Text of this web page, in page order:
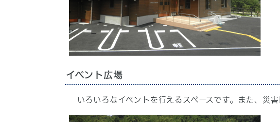
イベント広場
いろいろなイベントを行えるスペースです。また、災害